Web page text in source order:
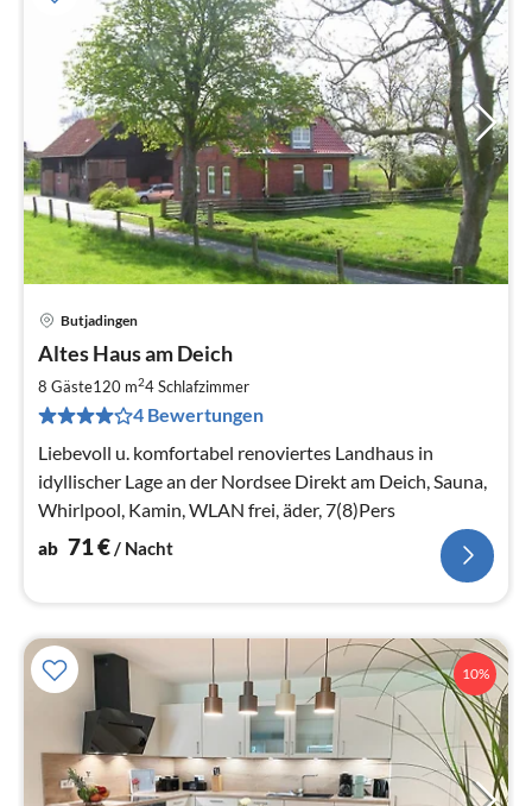
Butjadingen
Altes Haus am Deich
8 Gäste120 m24Schlafzimmer
4 Bewertungen
Liebevoll u. komfortabel renoviertes Landhaus in
idyllischer Lage an der Nordsee Direkt am Deich, Sauna,
Whirlpool, Kamin, WLAN frei, äder, 7(8)Pers
ab 71€/ Nacht
10%